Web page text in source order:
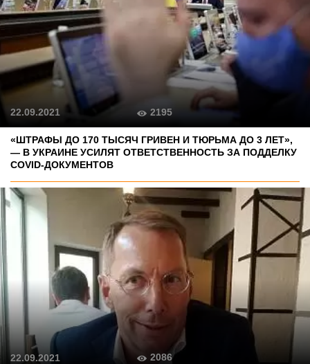
«ШТРАФЫ ДО 170 ТЫСЯЧ ГРИВЕН И ТЮРЬМА ДО 3 ЛЕТ»,
— В УКРАИНЕ УСИЛЯТ ОТВЕТСТВЕННОСТЬ ЗА ПОДДЕЛКУ
COVID-ДОКУМЕНТОВ
22.09.2021 2195
22.09.2021 2086